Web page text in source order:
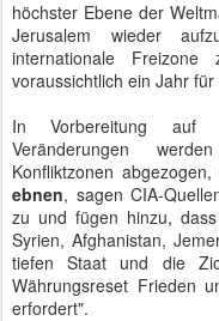
höchster Ebene der
Jerusalem wieder
internationale
voraussichtlich ein Jahr
In Vorbereitung auf
Veränderungen
Konfliktzonen abgezogen,
ebnen, sagen CIA-
zu und fügen hinzu,
Syrien, Afghanistan,
tiefen Staat und die
Währungsreset Frieden
erfordert".